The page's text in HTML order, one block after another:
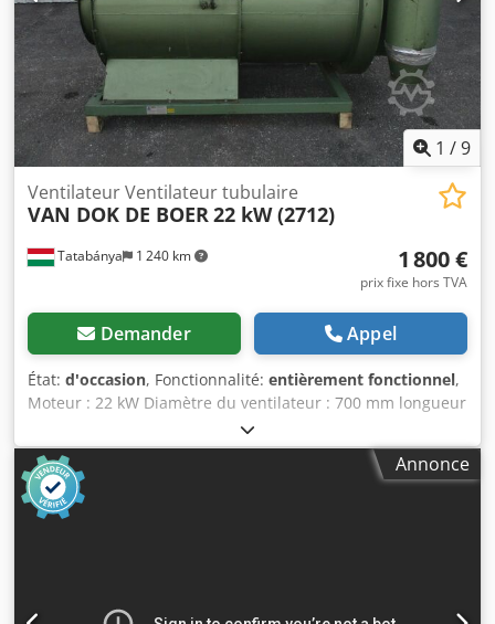
1 /9
Tatabánya 1 240 km
Ventilateur Ventilateur tubulaire
VAN DOK DE BOER22 kW (2712)
1 800 €
prix fixe hors TVA
Demander Appel
État: d'occasion, Fonctionnalité: entièrement fonctionnel,
Moteur : 22 kW Diamètre du ventilateur : 700 mm longueur
: 2500 mm Cedpfx Aeri R Duea Esrf
Annonce